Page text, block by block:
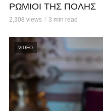
ΡΩΜΙΟΙ ΤΗΣ ΠΟΛΗΣ
2,308 views 3 min read
VIDEO